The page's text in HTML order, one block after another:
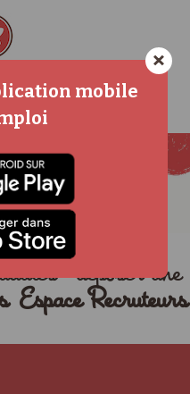
déposer une
Espace Recruteurs
×
mobile